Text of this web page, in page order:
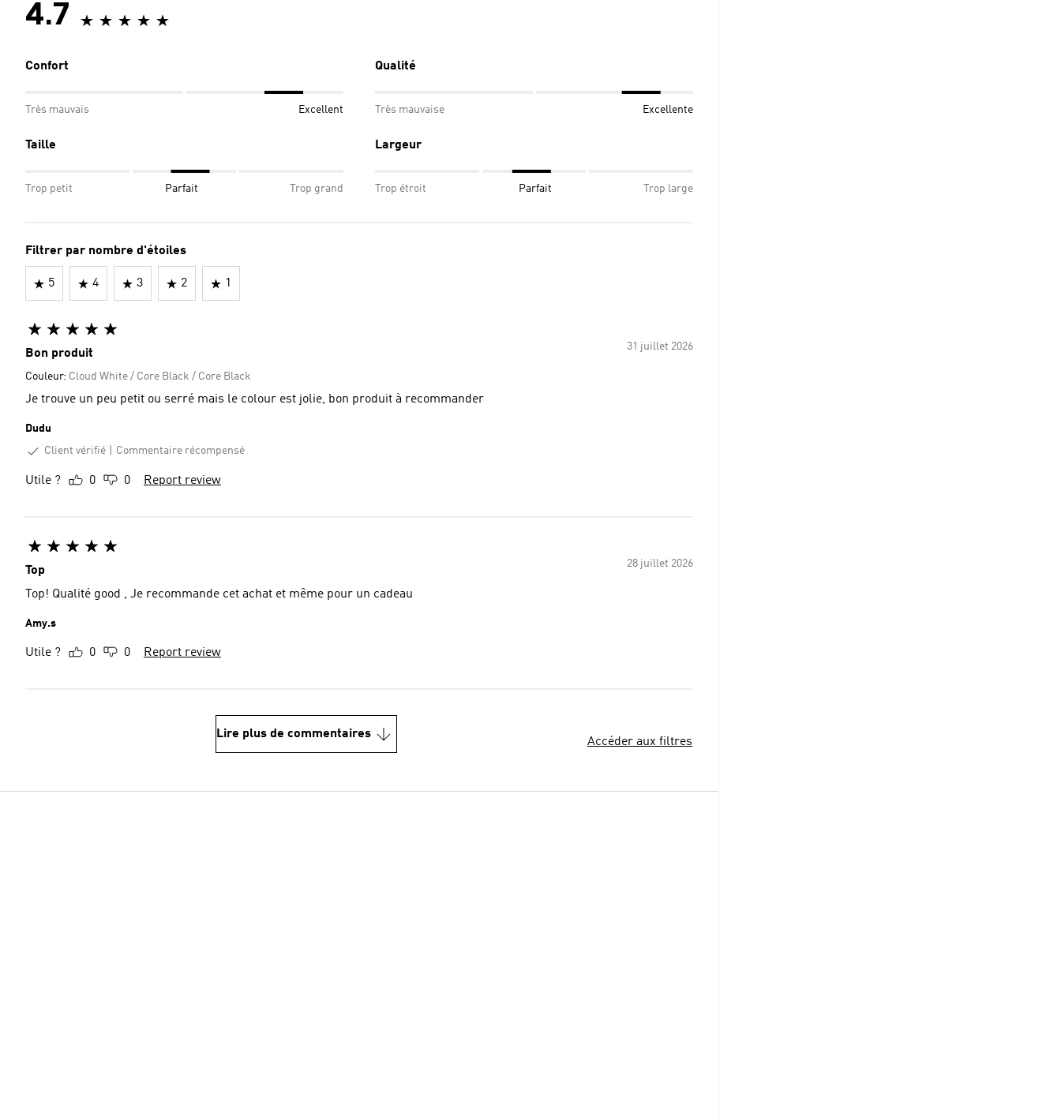
4.7
Confort
Très mauvais Excellent
Qualité
Très mauvaise Excellente
Taille
Trop petit Parfait Trop grand
Largeur
Trop étroit Parfait Trop large
Filtrer par nombre d'étoiles
5 4 3 2 1
31 juillet 2026
Bon produit
Couleur: Cloud White / Core Black / Core Black
Je trouve un peu petit ou serré mais le colour est jolie, bon produit à recommander
Dudu
Client vérifié
Commentaire récompensé
Utile ? 0 0 Report review
28 juillet 2026
Top
Top! Qualité good , Je recommande cet achat et même pour un cadeau
Amy.s
Utile ? 0 0 Report review
Lire plus de commentaires
Accéder aux filtres